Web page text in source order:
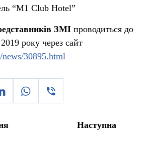
“М1 Club Hotel”
ЗМІ проводиться до
року через сайт
30895.html
Наступна